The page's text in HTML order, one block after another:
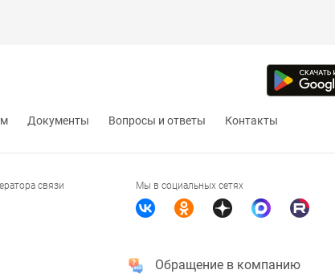
Документы Вопросы и ответы Контакты
Обращение в компанию
связи Мы в социальных сетях